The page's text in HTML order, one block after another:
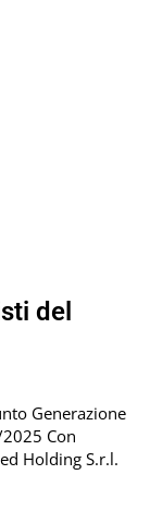
del
Generazione
Holding S.r.l.